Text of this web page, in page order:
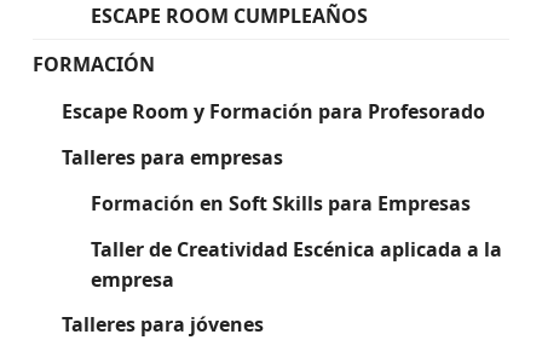
ESCAPE ROOM CUMPLEAÑOS
FORMACIÓN
Escape Room y Formación para Profesorado
Talleres para empresas
Formación en Soft Skills para Empresas
Taller de Creatividad Escénica aplicada a la
empresa
Talleres para jóvenes